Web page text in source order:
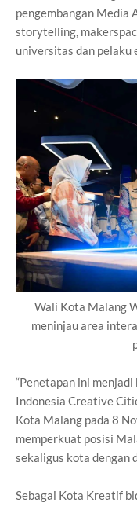
pengembangan Media
storytelling,
universitas dan pelaku
Wali Kota Malang
meninjau area
“Penetapan ini
Indonesia Creative
Kota Malang pada 8
memperkuat posisi
sekaligus kota dengan
Sebagai Kota Kreatif